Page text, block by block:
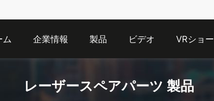
ム 企業情報 製品 ビデオ VRショー
レーザースペアパーツ 製品